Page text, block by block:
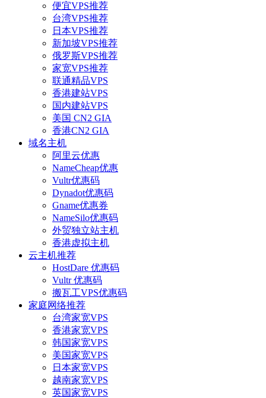
便宜VPS推荐
台湾VPS推荐
日本VPS推荐
新加坡VPS推荐
俄罗斯VPS推荐
家宽VPS推荐
联通精品VPS
香港建站VPS
国内建站VPS
美国 CN2 GIA
香港CN2 GIA
域名主机
阿里云优惠
NameCheap优惠
Vultr优惠码
Dynadot优惠码
Gname优惠券
NameSilo优惠码
外贸独立站主机
香港虚拟主机
云主机推荐
HostDare 优惠码
Vultr 优惠码
搬瓦工VPS优惠码
家庭网络推荐
台湾家宽VPS
香港家宽VPS
韩国家宽VPS
美国家宽VPS
日本家宽VPS
越南家宽VPS
英国家宽VPS